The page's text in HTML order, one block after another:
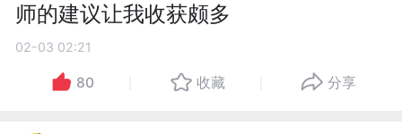
师的建议让我收获颇多
02-03 02:21
80 收藏 分享